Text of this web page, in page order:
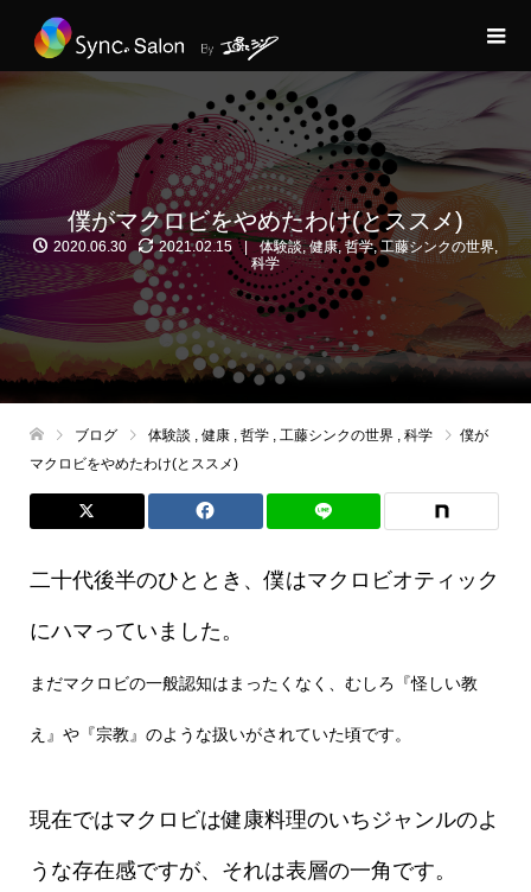
僕がマクロビをやめたわけ(とススメ)
2020.06.30 2021.02.15 体験談,健康, 哲学,工藤シンクの世界
科学
ブログ 体験談 健康 哲学 工藤シンクの世界 科学
僕が
マクロビをやめたわけ(とススメ)
二十代後半のひととき、僕はマクロビオティック
にハマっていました。
まだマクロビの一般認知はまったくなく、むしろ『怪しい教
え』や『宗教』のような扱いがされていた頃です。
現在ではマクロビは健康料理のいちジャンルのよ
うな存在感ですが、それは表層の一角です。